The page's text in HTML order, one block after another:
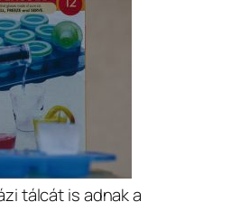
tálcát is adnak a